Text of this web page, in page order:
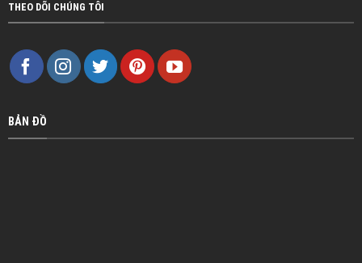
THEO DÕI CHÚNG TÔI
BẢN ĐỒ